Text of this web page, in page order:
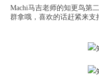
Machi马吉老师的知更鸟第
群拿哦，喜欢的话赶紧来支